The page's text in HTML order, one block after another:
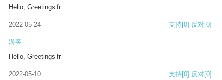
Hello, Greetings fr
2022-05-24 支持[0] 反对[0]
游客
Hello, Greetings fr
2022-05-10 支持[0] 反对[0]